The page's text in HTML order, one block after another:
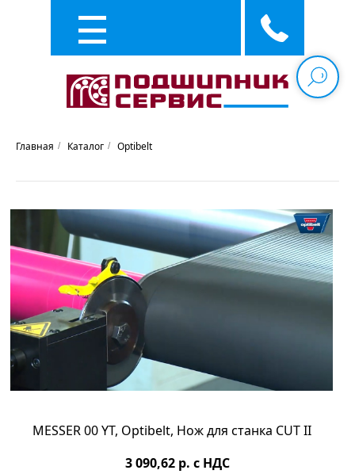
Главная / Каталог / Optibelt
MESSER 00 YT, Optibelt, Нож для станка CUT II
3 090,62 р. с НДС